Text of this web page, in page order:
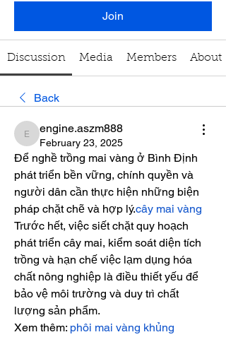
Join
Discussion Media Members About
Back
engine.aszm888
engine.aszm888
February 23, 2025
Để nghề trồng mai vàng ở Bình Định
phát triển bền vững, chính quyền và
người dân cần thực hiện những biện
pháp chặt chẽ và hợp lý.cây mai vàng
Trước hết, việc siết chặt quy hoạch
phát triển cây mai, kiểm soát diện tích
trồng và hạn chế việc lạm dụng hóa
chất nông nghiệp là điều thiết yếu để
bảo vệ môi trường và duy trì chất
lượng sản phẩm.
Xem thêm: phôi mai vàng khủng